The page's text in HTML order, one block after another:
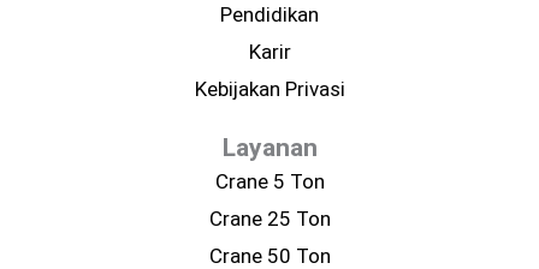
Layanan
Crane 5 Ton
Crane 25 Ton
Crane 50 Ton
Pendidikan
Karir
Kebijakan Privasi